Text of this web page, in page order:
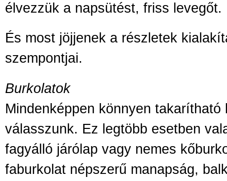
élvezzük a napsütést, friss levegőt.
És most jöjjenek a részletek
szempontjai.
Burkolatok
Mindenképpen könnyen takarítható
válasszunk. Ez legtöbb esetben
fagyálló járólap vagy nemes
faburkolat népszerű manapság,